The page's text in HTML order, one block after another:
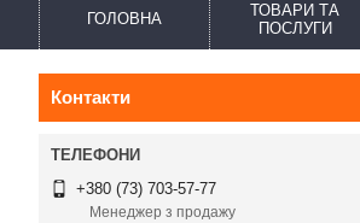
ГОЛОВНА
ТОВАРИ ТА
ПОСЛУГИ
Контакти
+380 (73) 703-57-77
Менеджер з продажу